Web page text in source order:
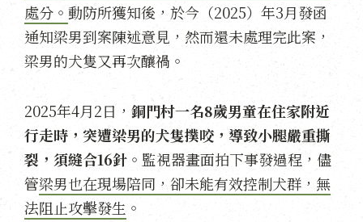
處分。 動防所獲知後，於今（2025）年3月發函
通知梁男到案陳述意見，然而還未處理完此案，
梁男的犬隻又再次釀禍。
2025年4月2日， 銅門村一名8歲男童在住家附近
行走時，突遭梁男的犬隻撲咬，導致小腿嚴重撕
裂，須縫合16針 。監視器畫面拍下事發過程，儘
管梁男也在現場陪同，卻未能有效控制犬群，無
法阻止攻擊發生 。